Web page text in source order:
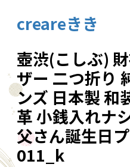
creareきき
壺渋(こしぶ)
ザー 二つ折り
ンズ 日本製 和
革 小銭入れナ
父さん誕生日
011_k